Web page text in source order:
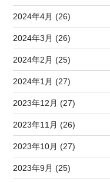
2024年4月 (26)
2024年3月 (26)
2024年2月 (25)
2024年1月 (27)
2023年12月 (27)
2023年11月 (26)
2023年10月 (27)
2023年9月 (25)